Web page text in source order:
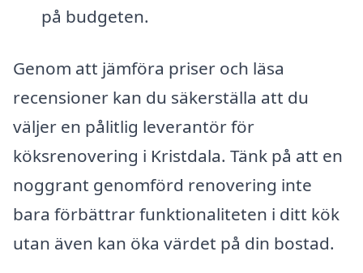
på budgeten.
Genom att jämföra priser och läsa
recensioner kan du säkerställa att du
väljer en pålitlig leverantör för
köksrenovering i Kristdala. Tänk på att en
noggrant genomförd renovering inte
bara förbättrar funktionaliteten i ditt kök
utan även kan öka värdet på din bostad.